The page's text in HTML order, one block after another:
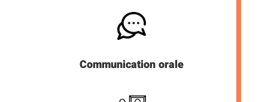
Communication orale